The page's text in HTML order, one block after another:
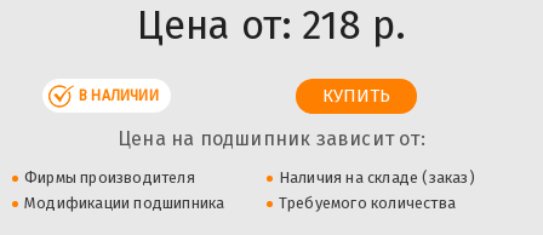
Цена от: 218 р.
В НАЛИЧИИ
Цена на подшипник зависит от:
Фирмы производителя
Наличия на складе (заказ)
Модификации подшипника
Требуемого количества